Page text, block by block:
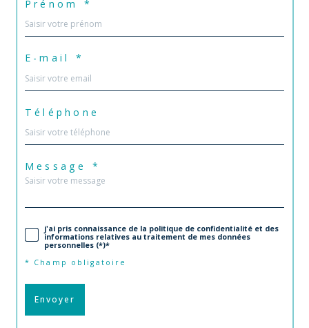
Prénom *
E-mail *
Téléphone
Message *
j'ai pris connaissance de la politique de confidentialité et des
informations relatives au traitement de mes données
personnelles (*)*
* Champ obligatoire
Envoyer